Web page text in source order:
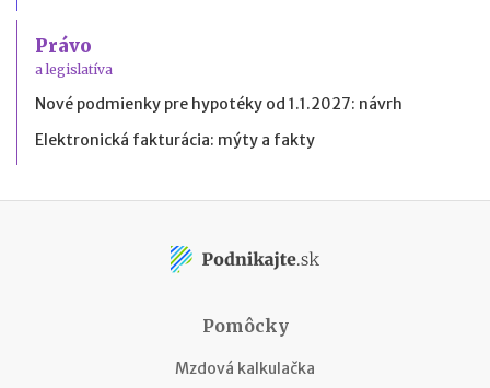
Právo
a legislatíva
Nové podmienky pre hypotéky od 1.1.2027: návrh
Elektronická fakturácia: mýty a fakty
Pomôcky
Mzdová kalkulačka